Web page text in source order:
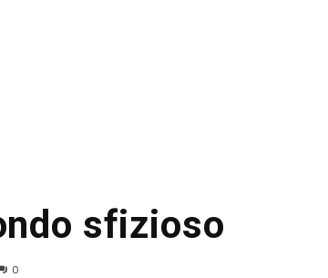
sfizioso
0